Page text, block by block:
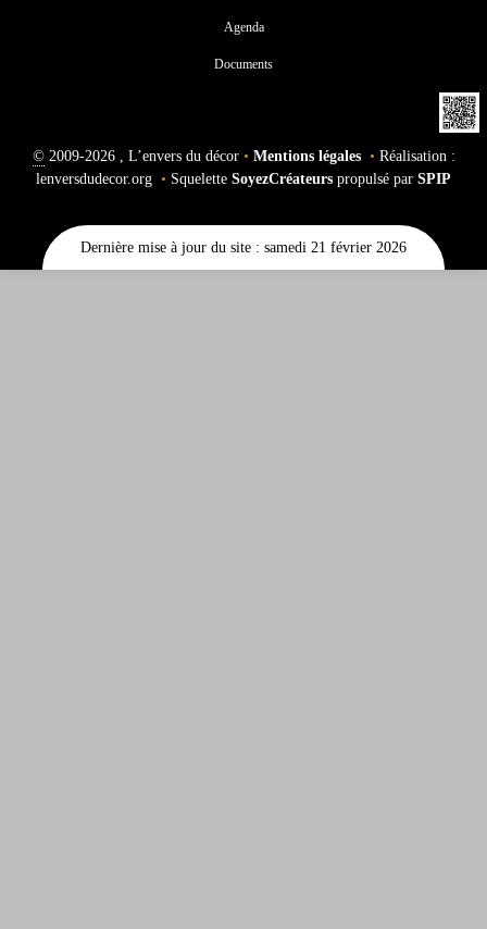
Agenda
Documents
©2009-2026 , L’envers du décor • Mentions légales • Réalisation :
lenversdudecor.org • Squelette SoyezCréateurs propulsé par SPIP
Dernière mise à jour du site : samedi 21 février 2026